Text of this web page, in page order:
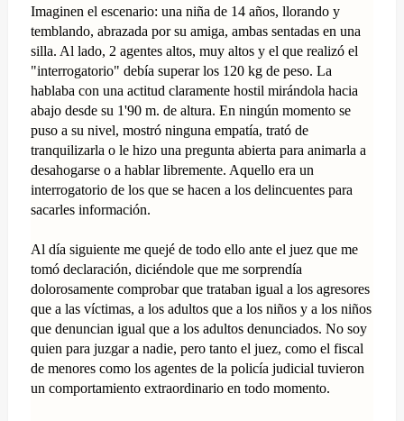
Imaginen el escenario: una niña de 14 años, llorando y
temblando, abrazada por su amiga, ambas sentadas en una
silla. Al lado, 2 agentes altos, muy altos y el que realizó el
"interrogatorio" debía superar los 120 kg de peso. La
hablaba con una actitud claramente hostil mirándola hacia
abajo desde su 1'90 m. de altura. En ningún momento se
puso a su nivel, mostró ninguna empatía, trató de
tranquilizarla o le hizo una pregunta abierta para animarla a
desahogarse o a hablar libremente. Aquello era un
interrogatorio de los que se hacen a los delincuentes para
sacarles información.
Al día siguiente me quejé de todo ello ante el juez que me
tomó declaración, diciéndole que me sorprendía
dolorosamente comprobar que trataban igual a los agresores
que a las víctimas, a los adultos que a los niños y a los niños
que denuncian igual que a los adultos denunciados. No soy
quien para juzgar a nadie, pero tanto el juez, como el fiscal
de menores como los agentes de la policía judicial tuvieron
un comportamiento extraordinario en todo momento.